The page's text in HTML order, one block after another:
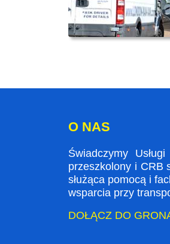
O NAS
Świadczymy
przeszkolony i CRB
służąca pomocą i
wsparcia przy
DOŁĄCZ DO